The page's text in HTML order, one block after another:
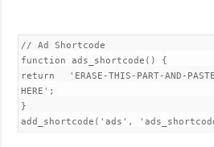
// Ad Shortcode
function ads_shortcode() {
return 'ERASE-THIS-PART-AND-PASTE-
HERE';
}
add_shortcode('ads',